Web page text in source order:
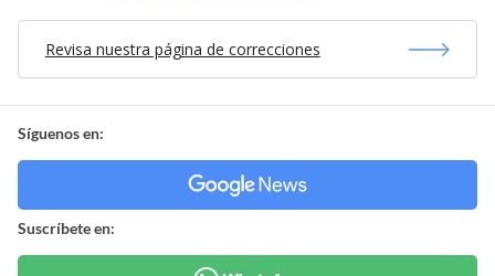
Revisa nuestra página de correcciones
Síguenos en:
Suscríbete en: